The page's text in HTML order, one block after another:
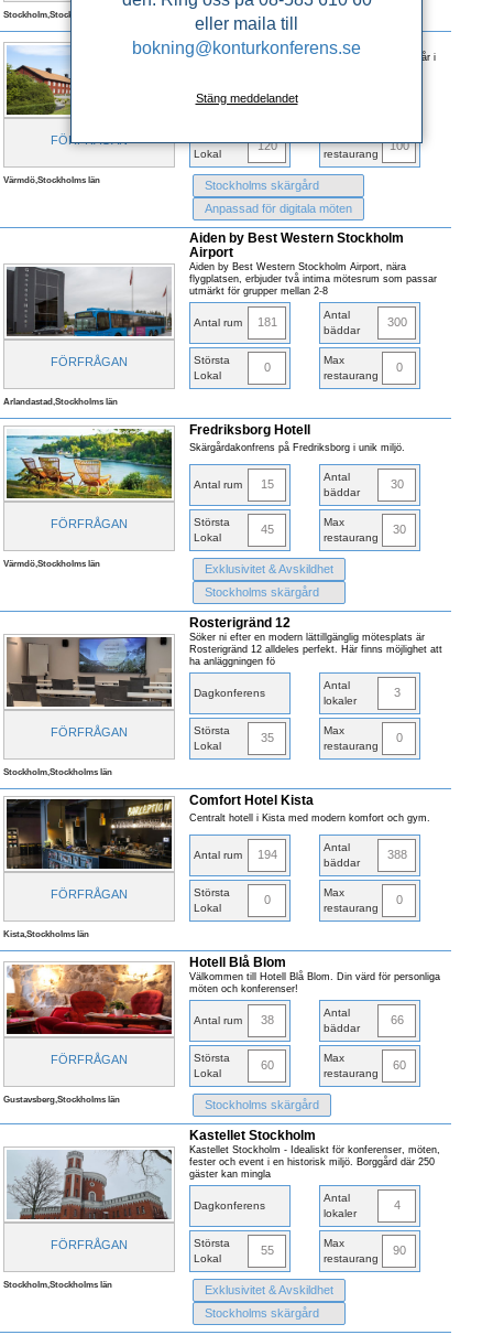
eller maila till
bokning@konturkonferens.se
Stäng meddelandet
Stockholm,Stockholms län
FÖRFRÅGAN
Fågelbro Säteri
Lantlig oas där effektiva och inspirerande möten står i
Antal rum 68
Lokal
120
restaurang
100
Värmdö,Stockholms län
Stockholms skärgård
Anpassad för digitala möten
FÖRFRÅGAN
Aiden by Best Western Stockholm
Airport
Aiden by Best Western Stockholm Airport, nära
flygplatsen, erbjuder två intima mötesrum som passar
utmärkt för grupper mellan 2-8
Antal rum 181
Antal
bäddar
300
Största
Lokal
0
Max
restaurang
0
Arlandastad,Stockholms län
FÖRFRÅGAN
Fredriksborg Hotell
Skärgårdakonfrens på Fredriksborg i unik miljö.
Antal rum 15
Antal
bäddar
30
Största
Lokal
45
Max
restaurang
30
Värmdö,Stockholms län
Exklusivitet & Avskildhet
Stockholms skärgård
FÖRFRÅGAN
Rosterigränd 12
Söker ni efter en modern lättillgänglig mötesplats är
Rosterigränd 12 alldeles perfekt. Här finns möjlighet att
ha anläggningen fö
Dagkonferens
Antal
lokaler
3
Största
Lokal
35
Max
restaurang
0
Stockholm,Stockholms län
FÖRFRÅGAN
Comfort Hotel Kista
Centralt hotell i Kista med modern komfort och gym.
Antal rum 194
Antal
bäddar
388
Största
Lokal
0
Max
restaurang
0
Kista,Stockholms län
FÖRFRÅGAN
Hotell Blå Blom
Välkommen till Hotell Blå Blom. Din värd för personliga
möten och konferenser!
Antal rum 38
Antal
bäddar
66
Största
Lokal
60
Max
restaurang
60
Gustavsberg,Stockholms län Stockholms skärgård
FÖRFRÅGAN
Kastellet Stockholm
Kastellet Stockholm - Idealiskt för konferenser, möten,
fester och event i en historisk miljö. Borggård där 250
gäster kan mingla
Dagkonferens
Antal
lokaler
4
Största
Lokal
55
Max
restaurang
90
Stockholm,Stockholms län
Exklusivitet & Avskildhet
Stockholms skärgård